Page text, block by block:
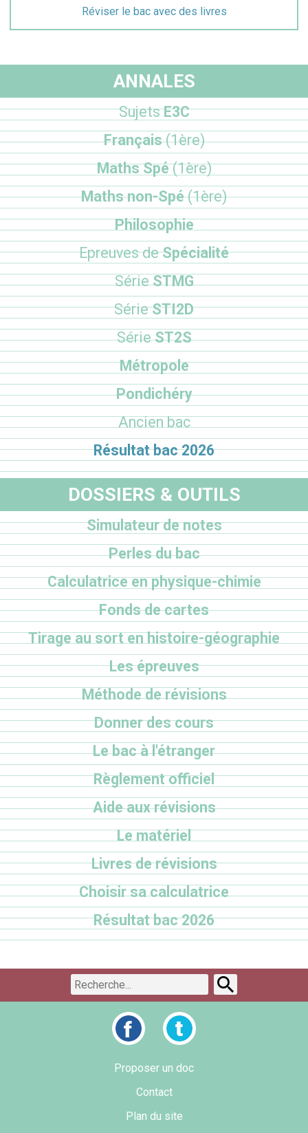
Réviser le bac avec des livres
ANNALES
SujetsE3C
Français(1ère)
Maths Spé(1ère)
Maths non-Spé(1ère)
Philosophie
Epreuves deSpécialité
SérieSTMG
SérieSTI2D
SérieST2S
Métropole
Pondichéry
Ancien bac
Résultat bac 2026
DOSSIERS & OUTILS
Simulateur de notes
Perles du bac
Calculatrice en physique-chimie
Fonds de cartes
Tirage au sort en histoire-géographie
Les épreuves
Méthode de révisions
Donner des cours
Le bac à l'étranger
Règlement officiel
Aide aux révisions
Le matériel
Livres de révisions
Choisir sa calculatrice
Résultat bac 2026
Proposer un doc
Contact
Plan du site